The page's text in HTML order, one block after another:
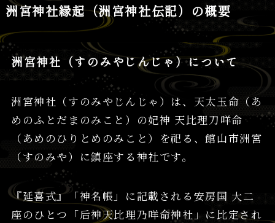
洲宮神社縁起（洲宮神社伝記）の概要
洲宮神社（すのみやじんじゃ）について
洲宮神社（すのみやじんじゃ）は、天太玉命（あ
めのふとだまのみこと）の妃神 天比理刀咩命
（あめのひりとめのみこと）を祀る、館山市洲宮
（すのみや）に鎮座する神社です。
『延喜式』「神名帳」に記載される安房国 大二
座のひとつ「后神天比理乃咩命神社」に比定され